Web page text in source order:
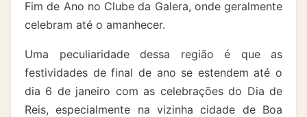
Fim de Ano no Clube da Galera, onde geralmente
celebram até o amanhecer.
Uma peculiaridade dessa região é que as
festividades de final de ano se estendem até o
dia 6 de janeiro com as celebrações do Dia de
Reis, especialmente na vizinha cidade de Boa